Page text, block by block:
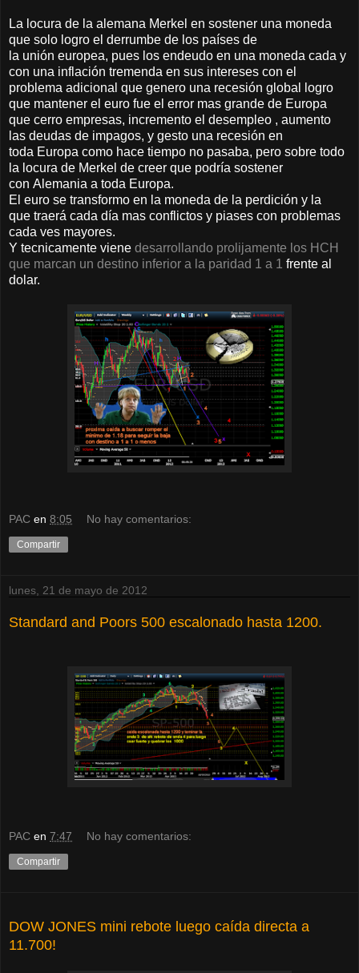
La locura de la alemana Merkel en sostener una moneda
que solo logro el derrumbe de los países de
la unión europea, pues los endeudo en una moneda cada y
con una inflación tremenda en sus intereses con el
problema adicional que genero una recesión global logro
que mantener el euro fue el error mas grande de Europa
que cerro empresas, incremento el desempleo , aumento
las deudas de impagos, y gesto una recesión en
toda Europa como hace tiempo no pasaba, pero sobre todo
la locura de Merkel de creer que podría sostener
con Alemania a toda Europa.
El euro se transformo en la moneda de la perdición y la
que traerá cada día mas conflictos y piases con problemas
cada ves mayores.
Y tecnicamente viene desarrollando prolijamente los HCH
que marcan un destino inferior a la paridad 1 a 1 frente al
dolar.
PAC en 8:05 No hay comentarios:
Compartir
lunes, 21 de mayo de 2012
Standard and Poors 500 escalonado hasta 1200.
PAC en 7:47 No hay comentarios:
Compartir
DOW JONES mini rebote luego caída directa a
11.700!